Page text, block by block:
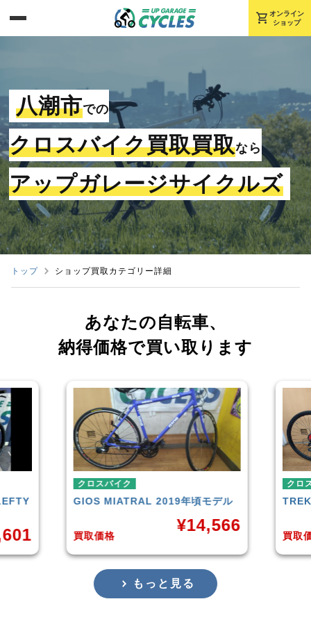
shopping_cart オンライン
ショップ
八潮市での
クロスバイク買取買取なら
アップガレージサイクルズ
トップ ショップ買取カテゴリー詳細
あなたの自転車、
納得価格で買い取ります
クロスバイク
GIOS MIATRAL 2019年頃モデル
買取価格
¥14,566
クロ
買取
もっと見る